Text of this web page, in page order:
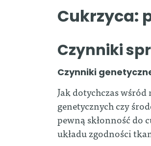
Cukrzyca:
Czynniki
Czynniki
Jak dotychczas
genetycznych czy
pewną skłonność do
układu zgodności